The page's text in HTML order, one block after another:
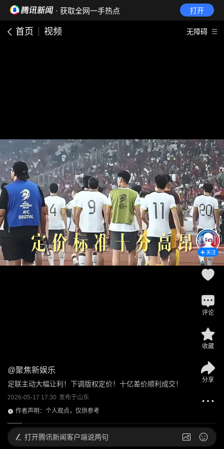
· 获取全网一手热点 打开
首页 视频 无障碍
@聚焦新娱乐
足联主动大幅让利！下调版权定价！十亿差价顺利成交！
2026-05-17 17:30 发布于山东
作者声明：个人观点，仅供参考
关注
评论
收藏
分享
打开腾讯新闻客户端说两句